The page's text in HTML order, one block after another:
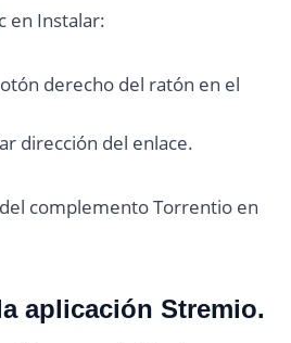
en Instalar:
derecho del ratón en el
dirección del enlace.
complemento Torrentio en
aplicación Stremio.